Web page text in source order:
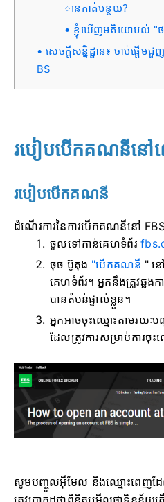
ានកាត់បន្ថយ?
ខ្ញុំឃើញមតិយោបល់ "ថ
សេចក្តីសន្និដ្ឋាន៖ ចាប់ផ្តើ
BS
របៀបបើកគណនីនៅ
របៀបបើកគណនី
ដំណើរការនៃការបើកគណនីនៅ
ចូលទៅកាន់គេហទំព័រ
ចុច ប៊ូតុង "បើកគណនី " ន
គេហទំព័រ។ អ្នកនឹងត្រូវឆ្ល
បានតំបន់ផ្ទាល់ខ្លួន។
អ្នកអាចចុះឈ្មោះតាមរយ
ដែលត្រូវការសម្រាប់ការ
សូមបញ្ចូលអ៊ីមែល និងឈ្មោះពេញដ